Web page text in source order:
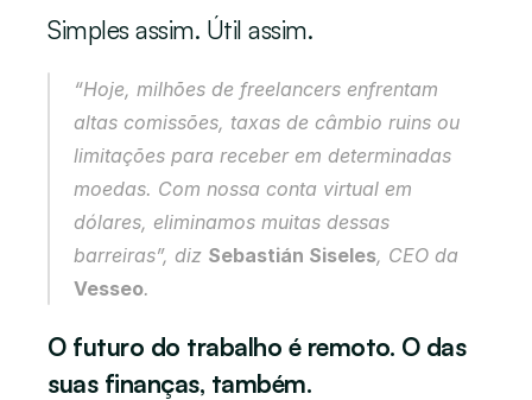
Simples assim. Útil assim.
“Hoje, milhões de freelancers enfrentam
altas comissões, taxas de câmbio ruins ou
limitações para receber em determinadas
moedas. Com nossa conta virtual em
dólares, eliminamos muitas dessas
barreiras”, diz Sebastián Siseles
Vesseo.
O futuro do trabalho é remoto. O das
suas finanças, também.